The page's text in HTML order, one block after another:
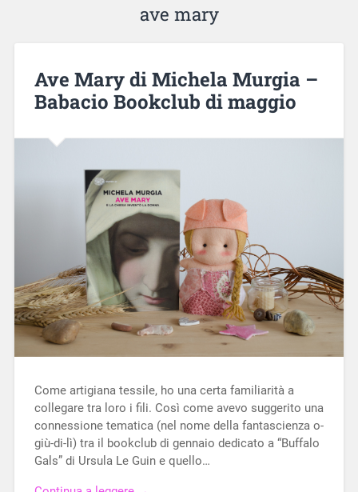
ave mary
Ave Mary di Michela Murgia –
Babacio Bookclub di maggio
Come artigiana tessile, ho una certa familiarità a
collegare tra loro i fili. Così come avevo suggerito una
connessione tematica (nel nome della fantascienza o-
giù-di-lì) tra il bookclub di gennaio dedicato a “Buffalo
Gals” di Ursula Le Guin e quello…